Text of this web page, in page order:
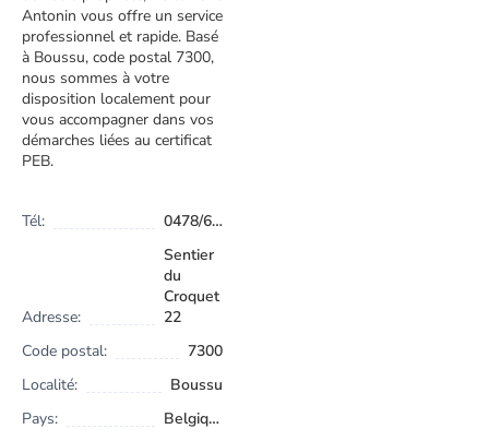
Antonin vous offre un service
professionnel et rapide. Basé
à Boussu, code postal 7300,
nous sommes à votre
disposition localement pour
vous accompagner dans vos
démarches liées au certificat
PEB.
Tél: 0478/65.82.34
Adresse:
Sentier
du
Croquet
22
Code postal:
7300
Localité:
Boussu
Pays:
Belgique